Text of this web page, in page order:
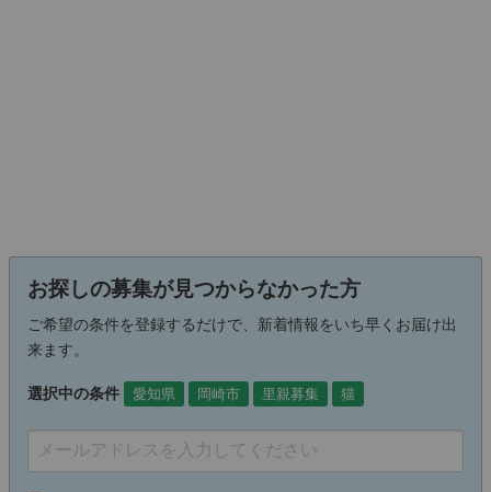
お探しの募集が見つからなかった方
ご希望の条件を登録するだけで、新着情報をいち早くお届け出
来ます。
選択中の条件 愛知県 岡崎市 里親募集 猫